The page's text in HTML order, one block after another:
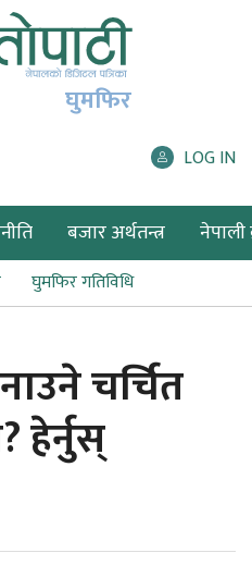
घुमफिर
LOG IN
बजार अर्थतन्त्र नेपाली
घुमफिर गतिविधि
चर्चित
हेर्नुस्